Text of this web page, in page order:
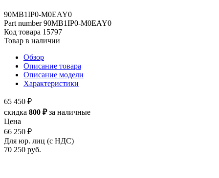
90MB1IP0-M0EAY0
Part number 90MB1IP0-M0EAY0
Код товара 15797
Товар в наличии
Обзор
Описание товара
Описание модели
Характеристики
65 450 ₽
скидка 800 ₽за наличные
Цена
66 250 ₽
Для юр. лиц (с НДС)
70 250 руб.